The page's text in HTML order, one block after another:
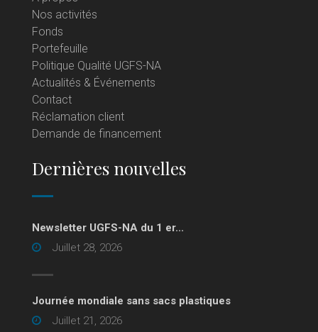
Nos activités
Fonds
Portefeuille
Politique Qualité UGFS-NA
Actualités & Événements
Contact
Réclamation client
Demande de financement
Dernières nouvelles
Newsletter UGFS-NA du 1 er...
Juillet 28, 2026
Journée mondiale sans sacs plastiques
Juillet 21, 2026